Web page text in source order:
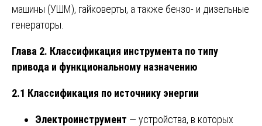
машины (УШМ), гайковерты, а также бензо- и дизельные
генераторы.
Глава 2. Классификация инструмента по типу
привода и функциональному назначению
2.1 Классификация по источнику энергии
Электроинструмент — устройства, в которых